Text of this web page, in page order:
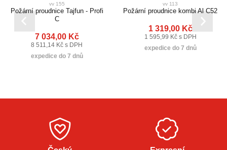
vv 155
Požární proudnice Tajfun - Profi
C
7 034,00 Kč
8 511,14 Kč s DPH
expedice do 7 dnů
vv 113
Požární proudnice kombi Al C52
1 319,00 Kč
1 595,99 Kč s DPH
expedice do 7 dnů